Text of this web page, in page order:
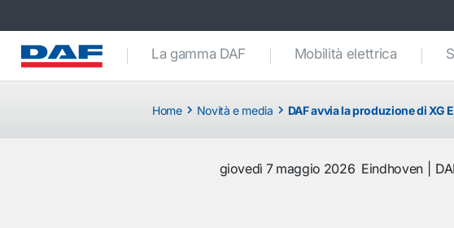
La gamma DAF Mobilità elettrica
Home Novità e media DAF avvia la produzione di XG
giovedì 7 maggio 2026 Eindhoven